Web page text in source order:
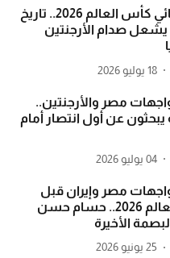
قبل نهائي كأس العالم 2026.. تاريخ
يشعل صدام الأرجنتين
18 يوليو 2026
مصر والأرجنتين..
يبحثون عن أول انتصار أمام
04 يوليو 2026
مصر وإيران قبل
كأس العالم 2026.. حسام حسن
الأخيرة
25 يونيو 2026